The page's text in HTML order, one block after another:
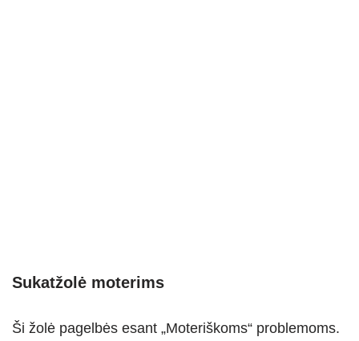
Sukatžolė moterims
Ši žolė pagelbės esant „Moteriškoms“ problemoms.